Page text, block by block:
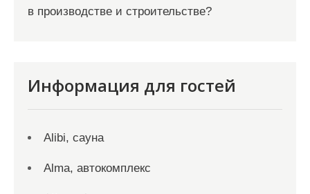
в производстве и строительстве?
Информация для гостей
Alibi, сауна
Alma, автокомплекс